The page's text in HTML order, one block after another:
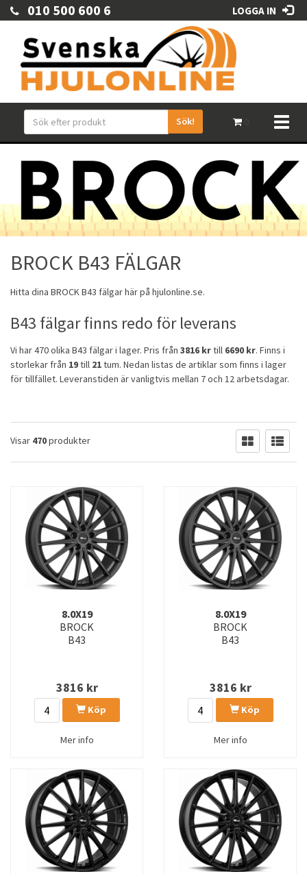
010 500 600 6 LOGGA IN
Sök!
BROCK B43 FÄLGAR
Hitta dina BROCKB43 fälgarhär på hjulonline.se.
B43 fälgar finns redo för leverans
Vi har 470 olika B43 fälgar i lager. Pris från 3816 krtill 6690 kr. Finns i
storlekar från 19till 21tum. Nedan listas de artiklar som finns i lager
för tillfället. Leveranstiden är vanligtvis mellan 7 och 12 arbetsdagar.
Visar 470produkter
8.0X19
BROCK
B43
3816 kr
Köp
Mer info
8.0X19
BROCK
B43
3816 kr
Köp
Mer info